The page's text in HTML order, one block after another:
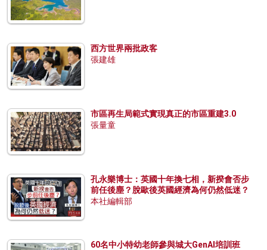
西方世界兩批政客
張建雄
市區再生局範式實現真正的市區重建3.0
張量童
孔永樂博士：英國十年換七相，新揆會否步
前任後塵？脫歐後英國經濟為何仍然低迷？
本社編輯部
60名中小特幼老師參與城大GenAI培訓班